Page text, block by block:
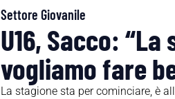
Settore Giovanile
U16, Sacco:
vogliamo fare
La stagione sta per cominciare, è